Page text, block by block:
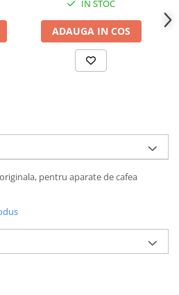
IN STOC
ADAUGA IN COS
pentru aparate de cafea